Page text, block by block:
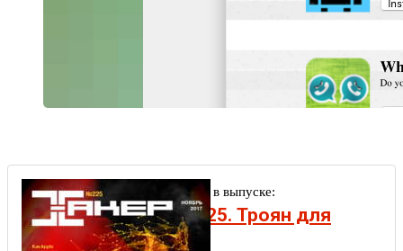
Другие статьи в выпуске:
Xakep #225. Троян для
Андроид